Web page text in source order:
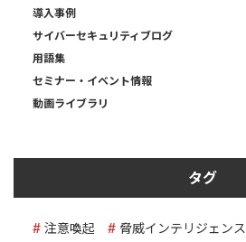
導入事例
サイバーセキュリティブログ
用語集
セミナー・イベント情報
動画ライブラリ
タグ
注意喚起 脅威インテリジェンス